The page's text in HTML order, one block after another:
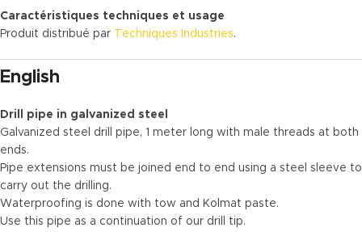
Caractéristiques techniques et usage
Produit distribué par Techniques Industries.
English
Drill pipe in galvanized steel
Galvanized steel drill pipe, 1 meter long with male threads at both
ends.
Pipe extensions must be joined end to end using a steel sleeve to
carry out the drilling.
Waterproofing is done with tow and Kolmat paste.
Use this pipe as a continuation of our drill tip.